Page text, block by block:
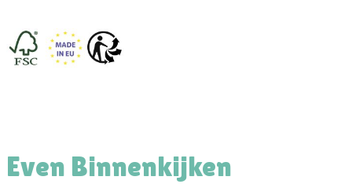
Even Binnenkijken